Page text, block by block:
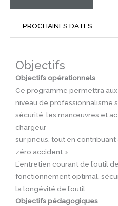
PROCHAINES DATES
Objectifs
Objectifs opérationnels
Ce programme permettra aux
niveau de professionnalisme
sécurité, les manœuvres et
chargeur
sur pneus, tout en contribuant
zéro accident ».
L’entretien courant de l’outil
fonctionnement optimal,
la longévité de l’outil.
Objectifs pédagogiques